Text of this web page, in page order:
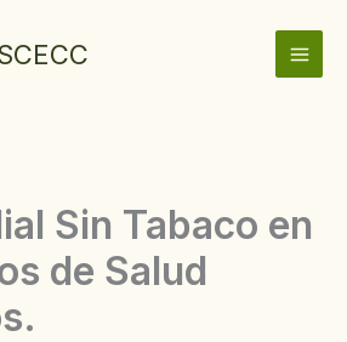
Sin Tabaco en
de Salud